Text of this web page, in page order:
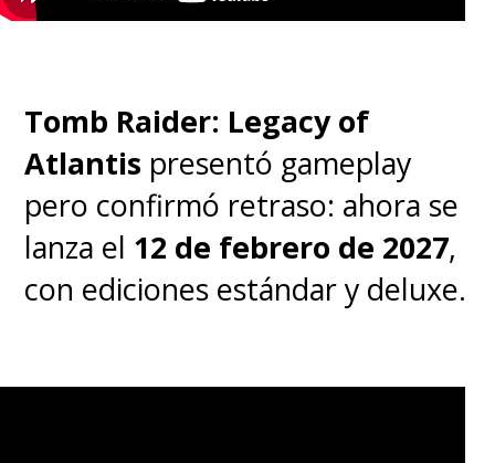
Tomb Raider: Legacy of
Atlantis presentó gameplay
pero confirmó retraso: ahora se
lanza el 12 de febrero de 2027,
con ediciones estándar y deluxe.